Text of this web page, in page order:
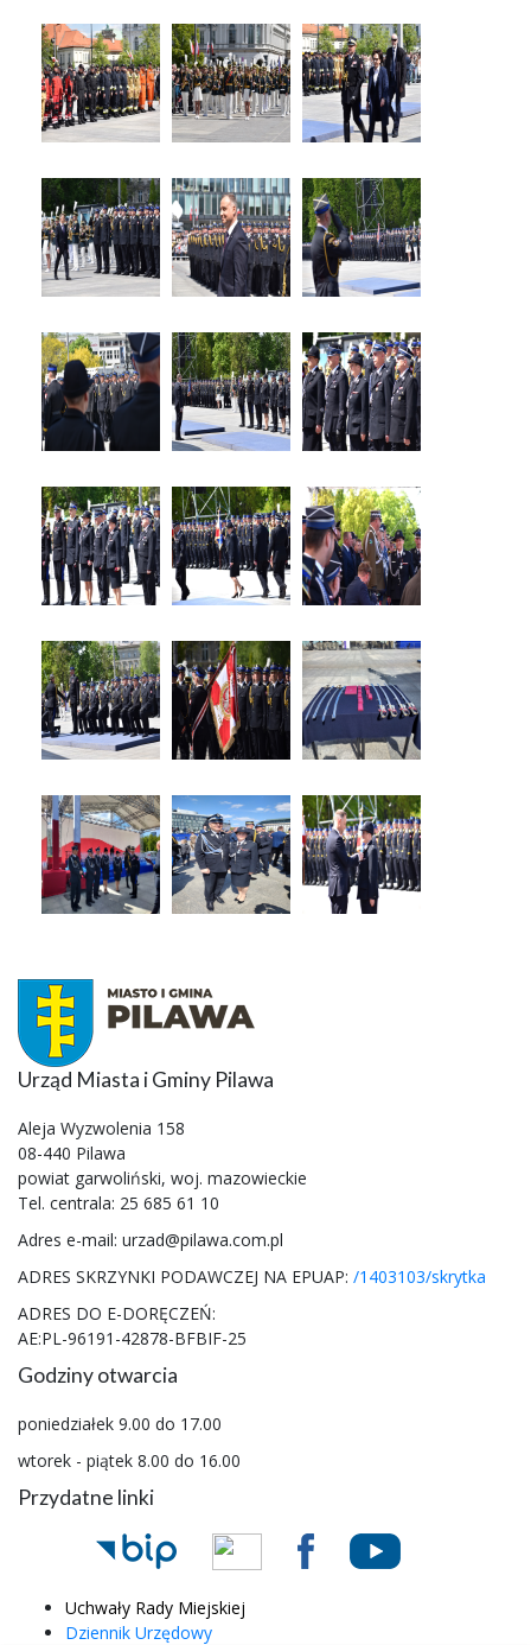
Urząd Miasta i Gminy Pilawa
Aleja Wyzwolenia 158
08-440 Pilawa
powiat garwoliński, woj. mazowieckie
Tel. centrala: 25 685 61 10
Adres e-mail: urzad@pilawa.com.pl
ADRES SKRZYNKI PODAWCZEJ NA EPUAP: /1403103/skrytka
ADRES DO E-DORĘCZEŃ:
AE:PL-96191-42878-BFBIF-25
Godziny otwarcia
poniedziałek 9.00 do 17.00
wtorek - piątek 8.00 do 16.00
Przydatne linki
Uchwały Rady Miejskiej
Dziennik Urzędowy